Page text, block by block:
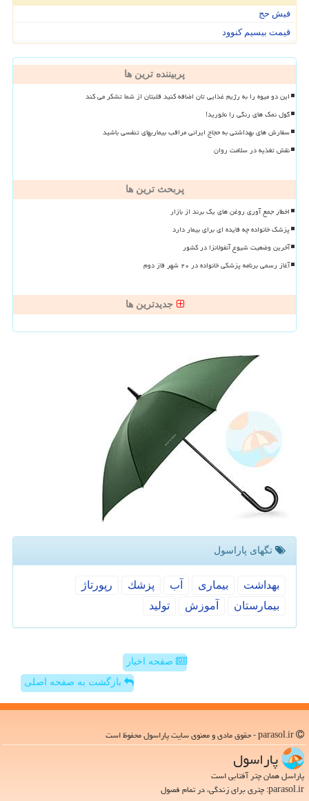
فیش حج
قیمت بیسیم کنوود
پربیننده ترین ها
این دو میوه را به رژیم غذایی تان اضافه کنید قلبتان از شما تشکر می کند
گول نمک های رنگی را نخورید!
سفارش های بهداشتی به حجاج ایرانی مراقب بیماریهای تنفسی باشید
نقش تغذیه در سلامت روان
پربحث ترین ها
اخطار جمع آوری روغن های یک برند از بازار
پزشک خانواده چه فایده ای برای بیمار دارد
آخرین وضعیت شیوع آنفولانزا در کشور
آغاز رسمی برنامه پزشکی خانواده در ۲۰ شهر فاز دوم
جدیدترین ها
تگهای پاراسول
بهداشت بیماری آب پزشك
رپورتاژ
بیمارستان
آموزش تولید
صفحه اخبار
بازگشت به صفحه اصلی
پاراسول
پاراسل همان چتر آفتابی است
parasol.ir: چتری برای زندگی، در تمام فصول